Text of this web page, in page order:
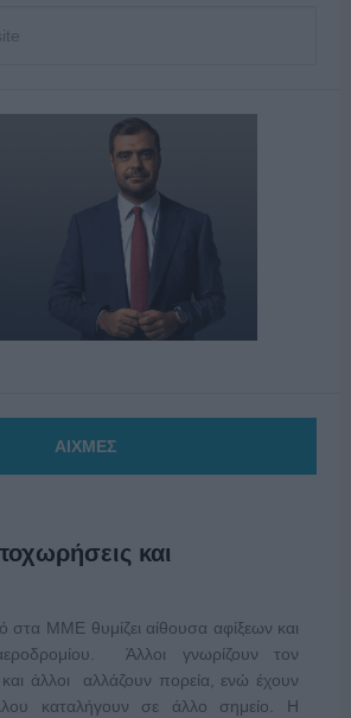
ΑΙΧΜΕΣ
και
στα ΜΜΕ θυμίζει αίθουσα αφίξεων και
Άλλοι γνωρίζουν τον
άλλοι αλλάζουν πορεία, ενώ έχουν
καταλήγουν σε άλλο σημείο. Η